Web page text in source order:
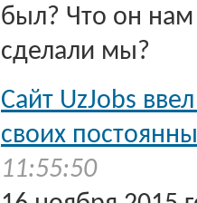
был? Что он нам
сделали мы?
Сайт UzJobs
своих
11:55:50